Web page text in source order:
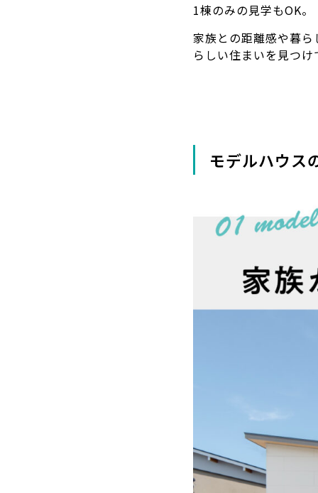
1棟のみの見学もOK。
家族との距離感や暮
らしい住まいを見つ
モデルハウス